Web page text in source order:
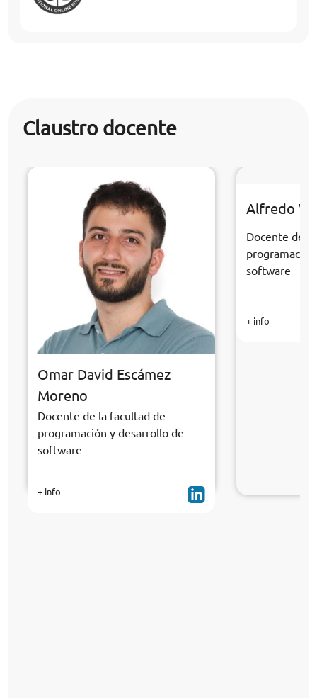
Claustro docente
Omar David Escámez
Moreno
Docente de la facultad de
programación y desarrollo de
software
+ info
Alfredo
Docente de
software
+ info